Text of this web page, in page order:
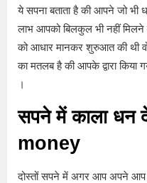
ये सपना बताता है की आपने जो
लाभ आपको बिलकुल भी नहीं
को आधार मानकर शुरुआत की थी
का मतलब है की आपके द्वारा किया
।
सपने में काला धन
money
दोस्तों सपने में अगर आप अपने आप